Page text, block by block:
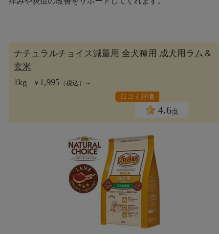
ナチュラルチョイス減量用 全犬種用 成犬用ラム＆
玄米
1kg ￥ 1,995 （税込）～
口コミ評価
4.6点